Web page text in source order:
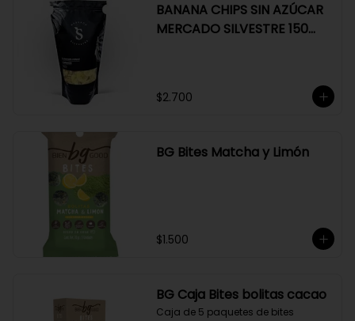
BANANA CHIPS SIN AZÚCAR
MERCADO SILVESTRE 150
$2.700
BG Bites Matcha y Limón
$1.500
BG Caja Bites bolitas cacao
Caja de 5 paquetes de bites